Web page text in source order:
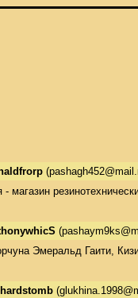
магазин
Эмеральд Гаити,